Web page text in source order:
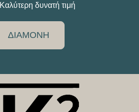
Καλύτερη δυνατή τιμή
ΔΙΑΜΟΝΗ